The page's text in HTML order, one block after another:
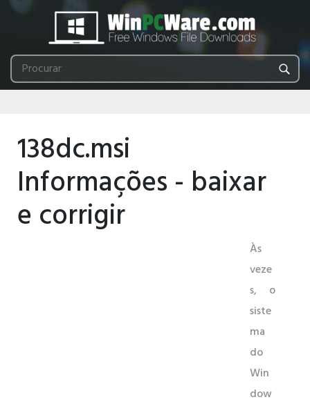
138dc.msi
Informações - baixar
e corrigir
Às
veze
s, o
siste
ma
do
Win
dow